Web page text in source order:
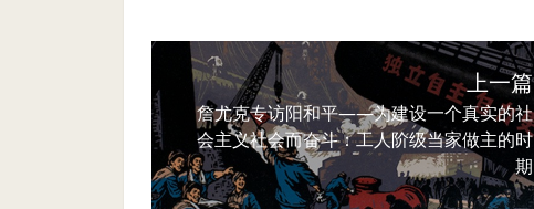
上一篇
詹尤克专访阳和平——为建设一个真实的社
会主义社会而奋斗：工人阶级当家做主的时
期